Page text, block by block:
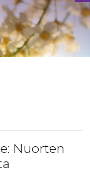
Nuorten